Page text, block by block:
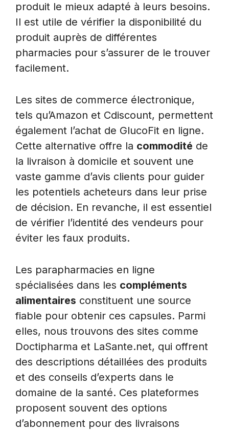
produit le mieux adapté à leurs besoins.
Il est utile de vérifier la disponibilité du
produit auprès de différentes
pharmacies pour s’assurer de le trouver
facilement.
Les sites de commerce électronique,
tels qu’Amazon et Cdiscount, permettent
également l’achat de GlucoFit en ligne.
Cette alternative offre la commodité de
la livraison à domicile et souvent une
vaste gamme d’avis clients pour guider
les potentiels acheteurs dans leur prise
de décision. En revanche, il est essentiel
de vérifier l’identité des vendeurs pour
éviter les faux produits.
Les parapharmacies en ligne
spécialisées dans les compléments
alimentaires constituent une source
fiable pour obtenir ces capsules. Parmi
elles, nous trouvons des sites comme
Doctipharma et LaSante.net, qui offrent
des descriptions détaillées des produits
et des conseils d’experts dans le
domaine de la santé. Ces plateformes
proposent souvent des options
d’abonnement pour des livraisons